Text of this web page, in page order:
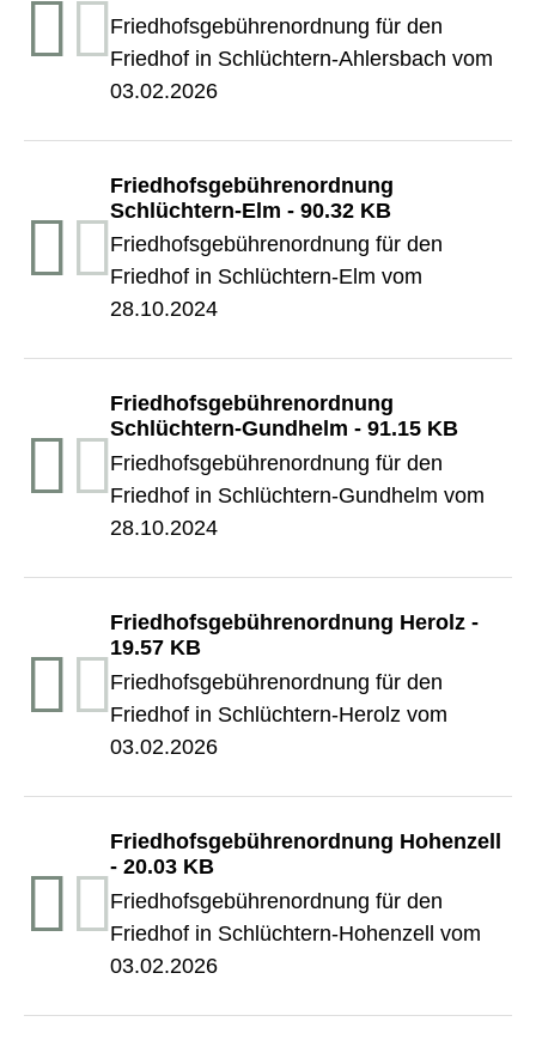
Friedhofsgebührenordnung für den
Friedhof in Schlüchtern-Ahlersbach vom
03.02.2026
Friedhofsgebührenordnung
Schlüchtern-Elm - 90.32 KB
Friedhofsgebührenordnung für den
Friedhof in Schlüchtern-Elm vom
28.10.2024
Friedhofsgebührenordnung
Schlüchtern-Gundhelm - 91.15 KB
Friedhofsgebührenordnung für den
Friedhof in Schlüchtern-Gundhelm vom
28.10.2024
Friedhofsgebührenordnung Herolz -
19.57 KB
Friedhofsgebührenordnung für den
Friedhof in Schlüchtern-Herolz vom
03.02.2026
Friedhofsgebührenordnung Hohenzell
- 20.03 KB
Friedhofsgebührenordnung für den
Friedhof in Schlüchtern-Hohenzell vom
03.02.2026